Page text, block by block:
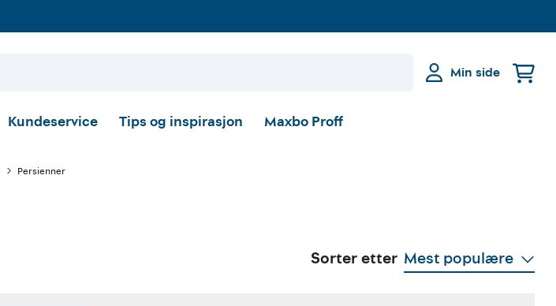
Min side
Kundeservice Tips og inspirasjon Maxbo Proff
Persienner
Sorter etter Mest populære